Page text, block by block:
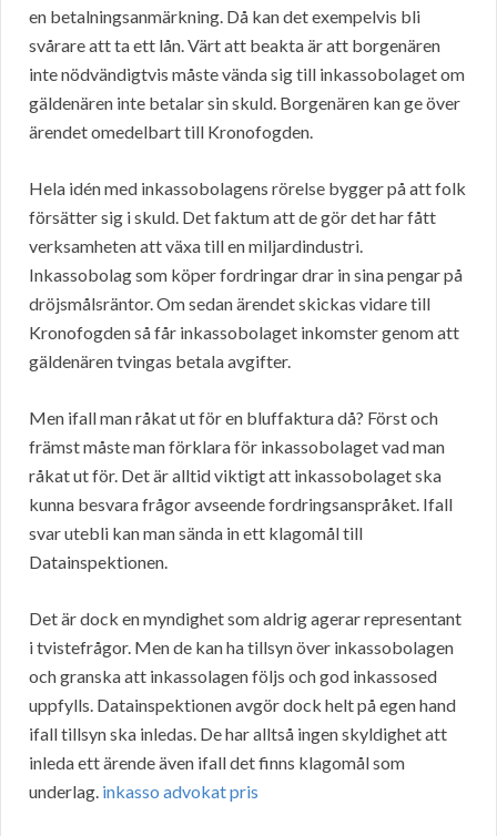
en betalningsanmärkning. Då kan det exempelvis bli
svårare att ta ett lån. Värt att beakta är att borgenären
inte nödvändigtvis måste vända sig till inkassobolaget om
gäldenären inte betalar sin skuld. Borgenären kan ge över
ärendet omedelbart till Kronofogden.
Hela idén med inkassobolagens rörelse bygger på att folk
försätter sig i skuld. Det faktum att de gör det har fått
verksamheten att växa till en miljardindustri.
Inkassobolag som köper fordringar drar in sina pengar på
dröjsmålsräntor. Om sedan ärendet skickas vidare till
Kronofogden så får inkassobolaget inkomster genom att
gäldenären tvingas betala avgifter.
Men ifall man råkat ut för en bluffaktura då? Först och
främst måste man förklara för inkassobolaget vad man
råkat ut för. Det är alltid viktigt att inkassobolaget ska
kunna besvara frågor avseende fordringsanspråket. Ifall
svar utebli kan man sända in ett klagomål till
Datainspektionen.
Det är dock en myndighet som aldrig agerar representant
i tvistefrågor. Men de kan ha tillsyn över inkassobolagen
och granska att inkassolagen följs och god inkassosed
uppfylls. Datainspektionen avgör dock helt på egen hand
ifall tillsyn ska inledas. De har alltså ingen skyldighet att
inleda ett ärende även ifall det finns klagomål som
underlag. inkasso advokat pris